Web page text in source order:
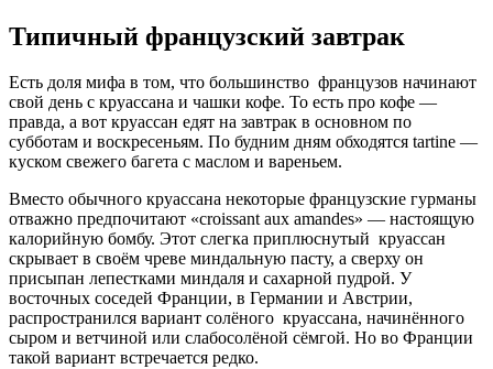
Типичный французский завтрак
Есть доля мифа в том, что большинство французов начинают
свой день с круассана и чашки кофе. То есть про кофе —
правда, а вот круассан едят на завтрак в основном по
субботам и воскресеньям. По будним дням обходятся tartine —
куском свежего багета с маслом и вареньем.
Вместо обычного круассана некоторые французские гурманы
отважно предпочитают «croissant aux amandes» — настоящую
калорийную бомбу. Этот слегка приплюснутый круассан
скрывает в своём чреве миндальную пасту, а сверху он
присыпан лепестками миндаля и сахарной пудрой. У
восточных соседей Франции, в Германии и Австрии,
распространился вариант солёного круассана, начинённого
сыром и ветчиной или слабосолёной сёмгой. Но во Франции
такой вариант встречается редко.